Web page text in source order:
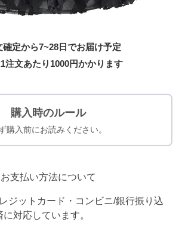
確定から7~28日でお届け予定
注文あたり 1000円かかります
購入時のルール
購入前にお読みください。
お支払い方法について
ジットカード・コンビニ/銀行振り込
対応しています。